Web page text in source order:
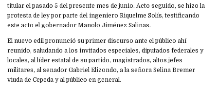
titular el pasado 5 del presente mes de junio. Acto seguido, se hizo la
protesta de ley por parte del ingeniero Riquelme Solís, testificando
este acto el gobernador Manolo Jiménez Salinas.
El nuevo edil pronunció su primer discurso ante el público ahí
reunido, saludando a los invitados especiales, diputados federales y
locales, al líder estatal de su partido, magistrados, altos jefes
militares, al senador Gabriel Elizondo, a la señora Selina Bremer
viuda de Cepeda y al público en general.